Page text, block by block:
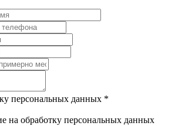
персональных данных *
на обработку персональных данных